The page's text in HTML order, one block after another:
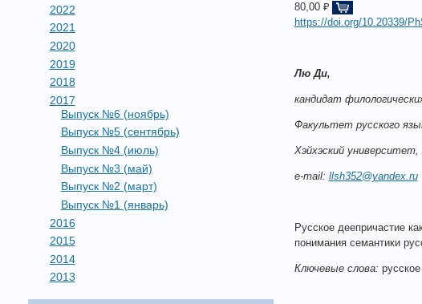
2022
2021
2020
2019
2018
2017
Выпуск №6 (ноябрь)
Выпуск №5 (сентябрь)
Выпуск №4 (июль)
Выпуск №3 (май)
Выпуск №2 (март)
Выпуск №1 (январь)
2016
2015
2014
2013
80,00 ₽
https://doi.org/10.20339/
Лю Ди,
кандидат
Факультет русского
Хэйхэский
e-mail: llsh352@yandex.ru
Русское деепричастие
понимания семантики
Ключевые слова: